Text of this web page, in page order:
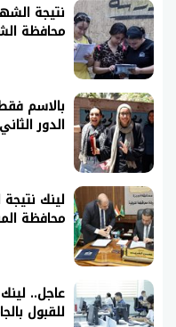
محافظة
الدور
لينك
محافظة
عاجل..
للقبول